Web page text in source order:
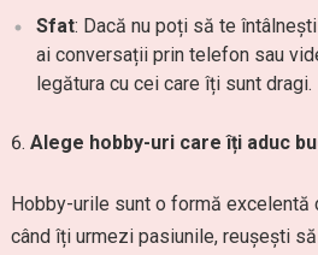
Sfat: Dacă nu poți să te
ai conversații prin telefon sau
legătura cu cei care îți sunt dragi.
Alege hobby-uri care îți aduc
Hobby-urile sunt o formă excelentă
când îți urmezi pasiunile, reușești